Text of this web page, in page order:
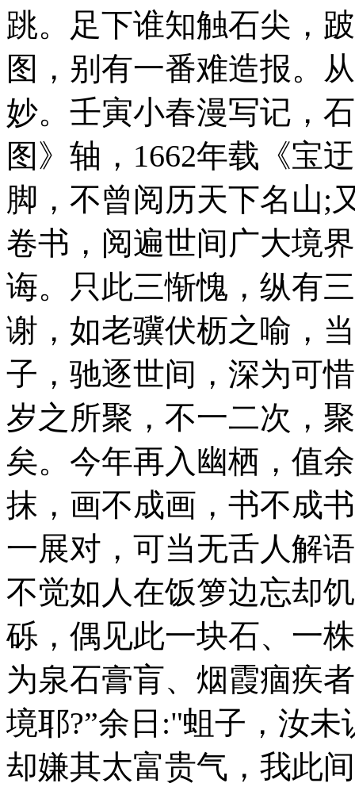
跳。足下谁知触石尖，
图，别有一番难造报。
妙。壬寅小春漫写记，
图》轴，1662年载《宝
脚，不曾阅历天下名山;
卷书，阅遍世间广大境
诲。只此三惭愧，纵有
谢，如老骥伏枥之喻，
子，驰逐世间，深为可
岁之所聚，不一二次，
矣。今年再入幽栖，值
抹，画不成画，书不成
一展对，可当无舌人解
不觉如人在饭箩边忘却
砾，偶见此一块石、一
为泉石膏肓、烟霞痼疾
境耶?”余日:"蛆子，汝
却嫌其太富贵气，我此